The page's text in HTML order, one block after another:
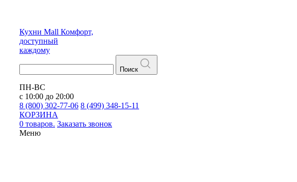
Кухни Mall Комфорт,
доступный
каждому
Поиск
ПН-ВС
с 10:00 до 20:00
8 (800) 302-77-06 8 (499) 348-15-11
КОРЗИНА
0 товаров. Заказать звонок
Меню